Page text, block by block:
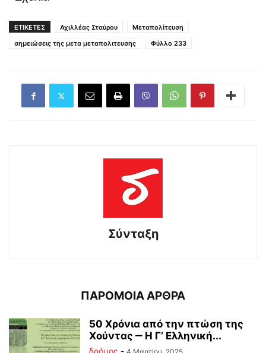
ΕΤΙΚΕΤΕΣ Αχιλλέας Σταύρου
Μεταπολίτευση
σημειώσεις της μετα μεταπολιτευσης
Φύλλο 233
Σύνταξη
ΠΑΡΟΜΟΙΑ ΑΡΘΡΑ
50 Χρόνια από την πτώση της
Χούντας ‒ Η Γ’ Ελληνική...
δρόμος -